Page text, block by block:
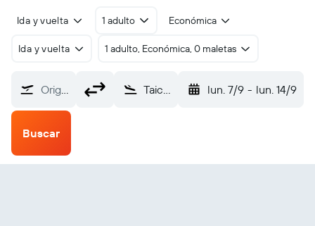
Ida y vuelta 1 adulto Económica
Ida y vuelta 1 adulto, Económica, 0 maletas
Origen Taichung ChingChuanKang (RMQ) lun. 7/9 - lun. 14/9
Buscar